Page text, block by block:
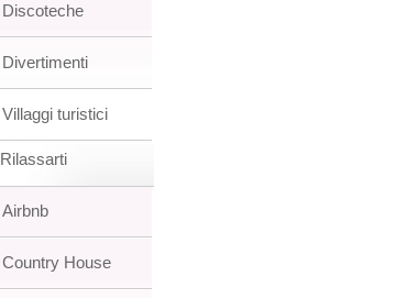
Discoteche
Divertimenti
Villaggi turistici
Rilassarti
Airbnb
Country House